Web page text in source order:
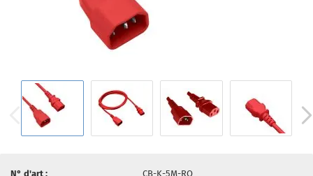
N° d'art :
CB-K-5M-RO